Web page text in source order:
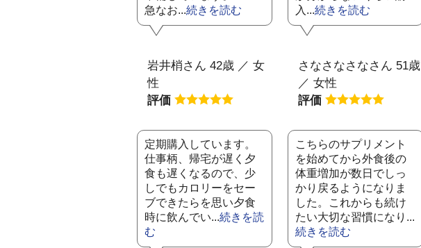
急なお...続きを読む
岩井梢さん 42歳 ／ 女
性
評価
入...続きを読む
さなさなさなさん 51歳
／ 女性
評価
定期購入しています。
仕事柄、帰宅が遅く夕
食も遅くなるので、少
しでもカロリーをセー
ブできたらを思い夕食
時に飲んでい...続きを読
む
こちらのサプリメント
を始めてから外食後の
体重増加が数日でしっ
かり戻るようになりま
した。これからも続け
たい大切な習慣になり...
続きを読む